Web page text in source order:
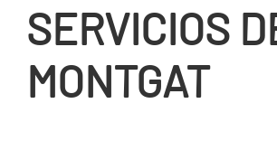
SERVICIOS
MONTGAT